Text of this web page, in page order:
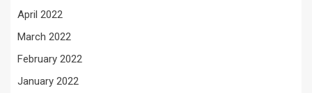
April 2022
March 2022
February 2022
January 2022